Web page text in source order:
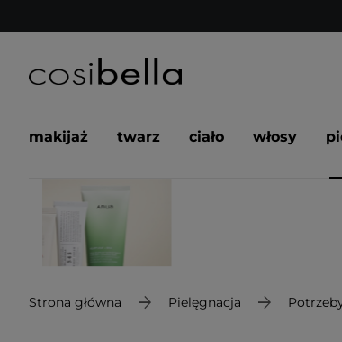
makijaż twarz ciało włosy
Strona główna Pielęgnacja